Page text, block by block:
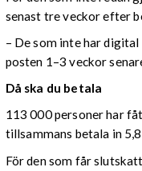
senast tre veckor efter
– De som inte har
posten 1–3 veckor
Då ska du betala
113 000 personer har
tillsammans betala in
För den som får